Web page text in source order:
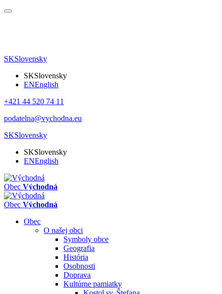
SKSlovensky
SKSlovensky
ENEnglish
+421 44 520 74 11
podatelna@vychodna.eu
SKSlovensky
SKSlovensky
ENEnglish
Obec Východná
Obec Východná
Obec
O našej obci
Symboly obce
Geografia
História
Osobnosti
Doprava
Kultúrne pamiatky